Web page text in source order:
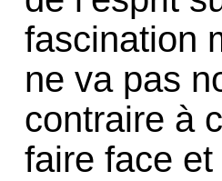
fascination
ne va pas
contraire à
faire face et